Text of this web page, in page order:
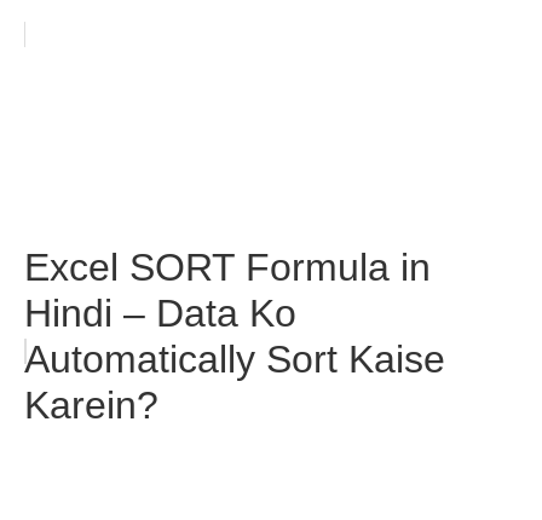
Excel SORT Formula in
Hindi – Data Ko
Automatically Sort Kaise
Karein?